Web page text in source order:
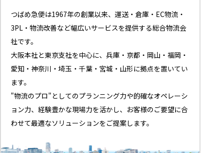
つばめ急便は1967年の創業以来、運送・倉庫・EC物流・
3PL・物流改善など幅広いサービスを提供する総合物流会
社です。
大阪本社と東京支社を中心に、兵庫・京都・岡山・福岡・
愛知・神奈川・埼玉・千葉・宮城・山形に拠点を置いてい
ます。
"物流のプロ"としてのプランニング力や的確なオペレーシ
ョン力、経験豊かな現場力を活かし、お客様のご要望に合
わせて最適なソリューションをご提案します。